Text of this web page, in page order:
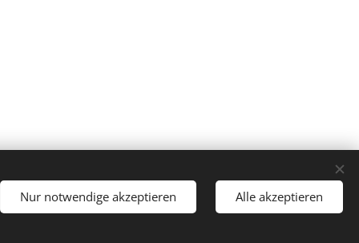
Nur notwendige akzeptieren Alle akzeptieren